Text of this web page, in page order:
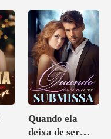
Quando ela
deixa de ser